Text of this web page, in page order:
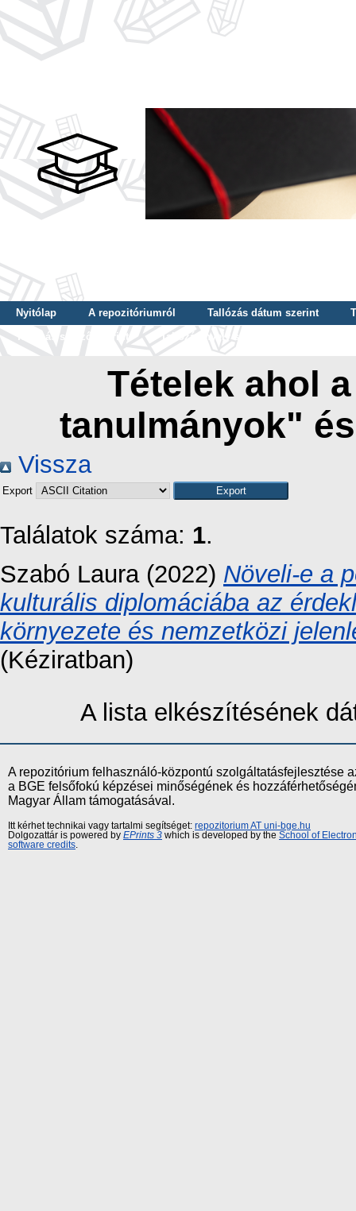
Nyitólap A repozitóriumról Tallózás dátum szerint
Tallózás szerző szerint
Tallózás nyelv szerint
Tételek ahol
tanulmányok"
Vissza
Export
Találatok száma: 1.
Szabó Laura (2022) Növeli-e a
kulturális diplomáciába az
környezete és nemzetközi
(Kéziratban)
A lista elkészítésének
A repozitórium felhasználó-központú szolgáltatásfejlesztése
a BGE felsőfokú képzései minőségének és
Magyar Állam támogatásával.
Itt kérhet technikai vagy tartalmi segítséget: repozitorium AT uni-bge.hu
Dolgozattár is powered by EPrints 3 which is developed by the School of
software credits